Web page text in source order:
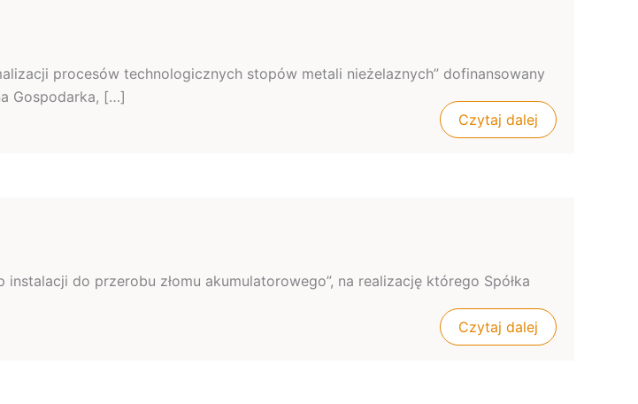
procesów technologicznych stopów metali nieżelaznych” dofinansowany
Gospodarka, […]
Czytaj dalej
do przerobu złomu akumulatorowego”, na realizację którego Spółka
Czytaj dalej